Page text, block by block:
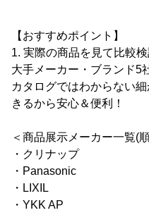
【おすすめポイント】
1. 実際の商品を見て比較検
大手メーカー・ブランド5
カタログではわからない
きるから安心＆便利！
＜商品展示メーカー一覧(
・クリナップ
・Panasonic
・LIXIL
・YKK AP